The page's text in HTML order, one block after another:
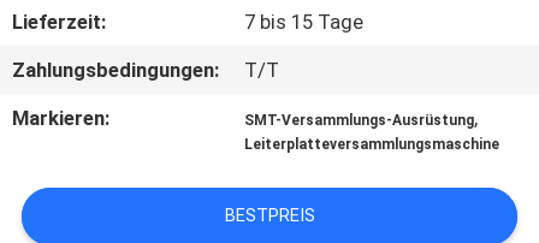
TRETEN
SIE
MIT
IN
VERBINDUNG
Lieferzeit:
7 bis 15 Tage
Zahlungsbedingungen:
T/T
Markieren:
SMT-Versammlungs-Ausrüstung,
Leiterplatteversammlungsmaschine
BESTPREIS